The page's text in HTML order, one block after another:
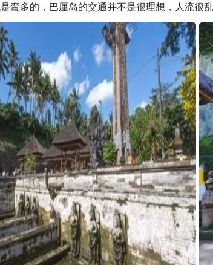
多的，巴厘岛的交通并不是很理想，人流很